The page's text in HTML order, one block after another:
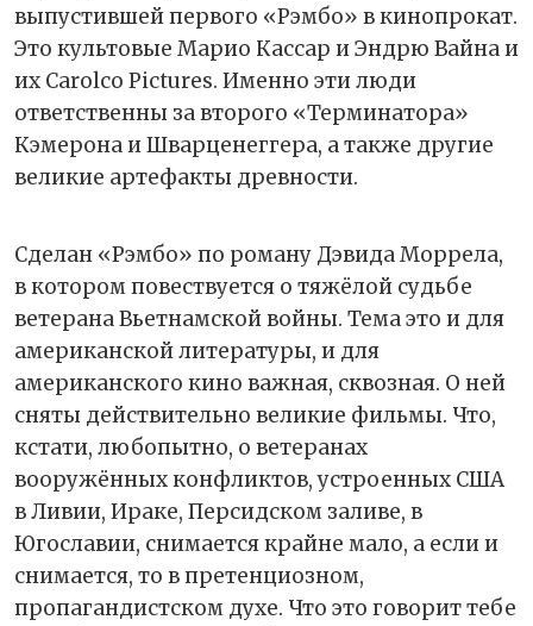
выпустившей первого «Рэмбо» в кинопрокат.
Это культовые Марио Кассар и Эндрю Вайна и
их Carolco Pictures. Именно эти люди
ответственны за второго «Терминатора»
Кэмерона и Шварценеггера, а также другие
великие артефакты древности.
Сделан «Рэмбо» по роману Дэвида Моррела,
в котором повествуется о тяжёлой судьбе
ветерана Вьетнамской войны. Тема это и для
американской литературы, и для
американского кино важная, сквозная. О ней
сняты действительно великие фильмы. Что,
кстати, любопытно, о ветеранах
вооружённых конфликтов, устроенных США
в Ливии, Ираке, Персидском заливе, в
Югославии, снимается крайне мало, а если и
снимается, то в претенциозном,
пропагандистском духе. Что это говорит тебе